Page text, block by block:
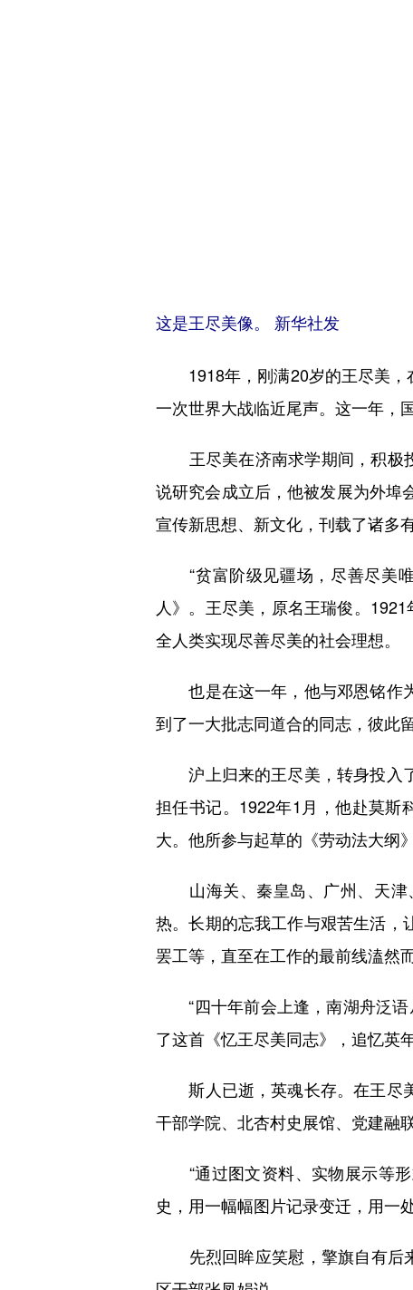
这是王尽美像。 新华社发
1918年，刚满20岁的王尽美，
一次世界大战临近尾声。这一年，
王尽美在济南求学期间，积极
说研究会成立后，他被发展为外埠
宣传新思想、新文化，刊载了诸多
“贫富阶级见疆场，尽善尽美
人》。王尽美，原名王瑞俊。
全人类实现尽善尽美的社会理想。
也是在这一年，他与邓恩铭作为
到了一大批志同道合的同志，彼此
沪上归来的王尽美，转身投入了
担任书记。1922年1月，他赴莫斯
大。他所参与起草的《劳动法大纲
山海关、秦皇岛、广州、天津
热。长期的忘我工作与艰苦生活，
罢工等，直至在工作的最前线溘然而
“四十年前会上逢，南湖舟泛语
了这首《忆王尽美同志》，追忆英
斯人已逝，英魂长存。在王尽
干部学院、北杏村史展馆、党建融
“通过图文资料、实物展示等形
史，用一幅幅图片记录变迁，用一
先烈回眸应笑慰，擎旗自有后来